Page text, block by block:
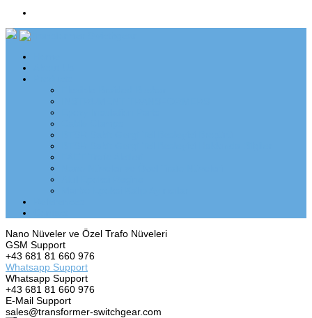
Nano Nüveler ve Özel Trafo Nüveleri
GSM Support
+43 681 81 660 976
Whatsapp Support
Whatsapp Support
+43 681 81 660 976
E-Mail Support
sales@transformer-switchgear.com